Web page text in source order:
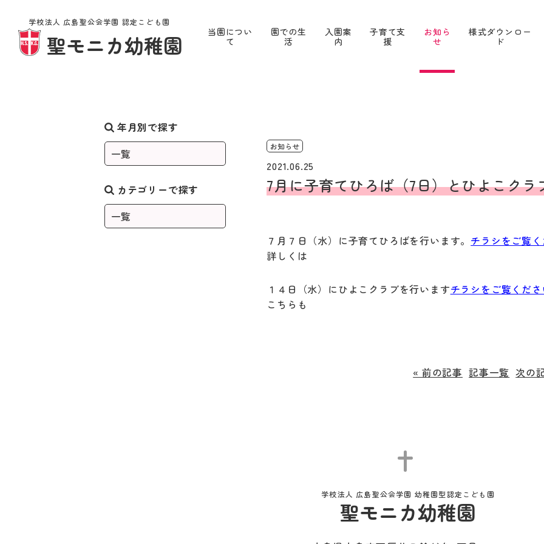
学校法人 広島聖公会学園 認定こども園
聖モニカ幼稚園
当園につい
て
園での生
活
入園案
内
子育て支
援
お知ら
せ
様式ダウンロー
ド
お知らせ
年月別で探す
カテゴリーで探す
お知らせ
2021.06.25
7月に子育てひろば（7日）とひよこクラ
７月７日（水）に子育てひろばを行います。
詳しくは
チラシをご覧
１４日（水）にひよこクラブを行います
こちらも
チラシをご覧くださ
« 前の記事 記事一覧 次の
学校法人 広島聖公会学園 幼稚園型認定こども園
聖モニカ幼稚園